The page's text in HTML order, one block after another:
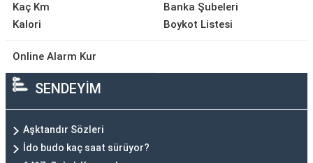
Kaç Km
Kalori
Banka Şubeleri
Boykot Listesi
Online Alarm Kur
SENDEYİM
Aşktandır Sözleri
İdo budo kaç saat sürüyor?